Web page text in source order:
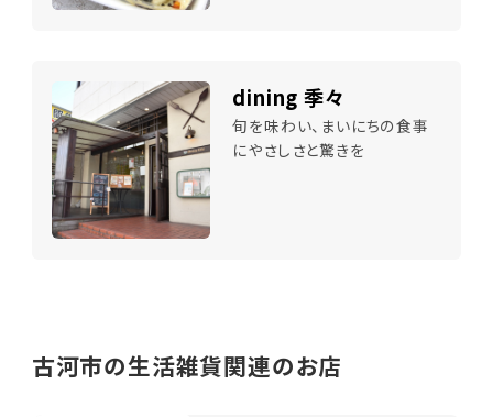
dining 季々
旬を味わい、まいにちの食事
にやさしさと驚きを
古河市の生活雑貨関連のお店